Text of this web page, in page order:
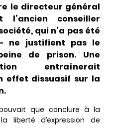
le directeur général
l’ancien conseiller
qui n’a pas été
ne justifient pas le
de prison. Une
entraînerait
effet dissuasif sur la
que conclure à la
liberté d’expression de